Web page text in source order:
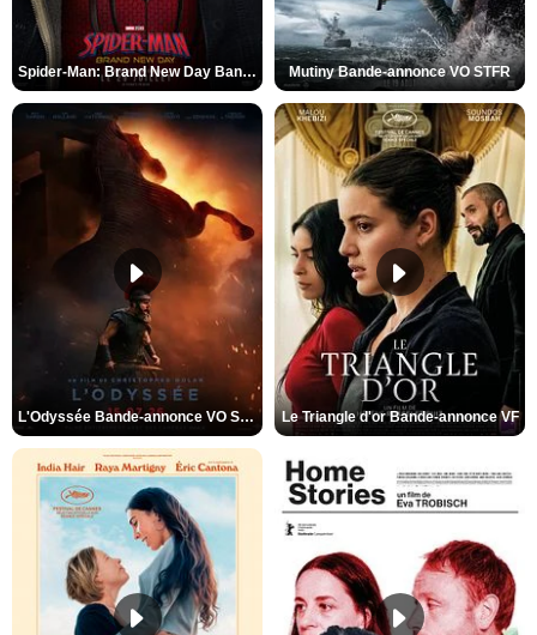
Spider-Man: Brand New Day Bande-annonce VO STFR Mutiny Bande-annonce VO STFR
L'Odyssée Bande-annonce VO STFR Le Triangle d'or Bande-annonce VF